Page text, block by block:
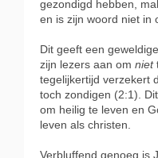
gezondigd hebben,
en is zijn woord niet in
Dit geeft een
zijn lezers aan om niet
tegelijkertijd verzekert
toch zondigen (2:1).
om heilig te leven en
leven als christen.
Verbluffend genoeg is